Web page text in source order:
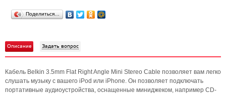
Поделиться…
Описание Задать вопрос
Кабель Belkin 3.5mm Flat Right Angle Mini Stereo Cable позволяет вам легко
слушать музыку с вашего iPod или iPhone. Он позволяет подключать
портативные аудиоустройства, оснащенные миниджеком, например CD-